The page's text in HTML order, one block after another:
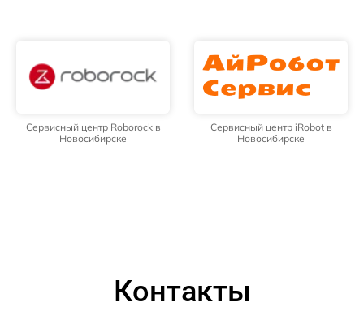
Сервисный центр Roborock в
Новосибирске
Сервисный центр iRobot в
Новосибирске
Контакты